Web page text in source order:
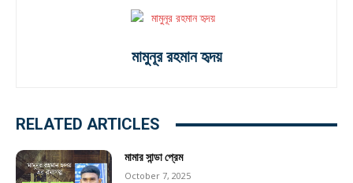
মামুনূর রহমান হৃদয়
RELATED ARTICLES
মামার সান্ডা প্রেম
October 7, 2025